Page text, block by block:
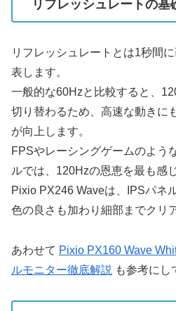
リフレッシュレートの
リフレッシュレートとは1秒間
表します。
一般的な60Hzと比較すると、
切り替わるため、高速な動きに
が向上します。
FPSやレーシングゲームのよう
ルでは、120Hzの恩恵を最も感
Pixio PX246 Waveは、IPSパネ
色の良さも加わり細部までクリ
あわせて Pixio PX160 Wave
ルモニター徹底解説 も参考にし